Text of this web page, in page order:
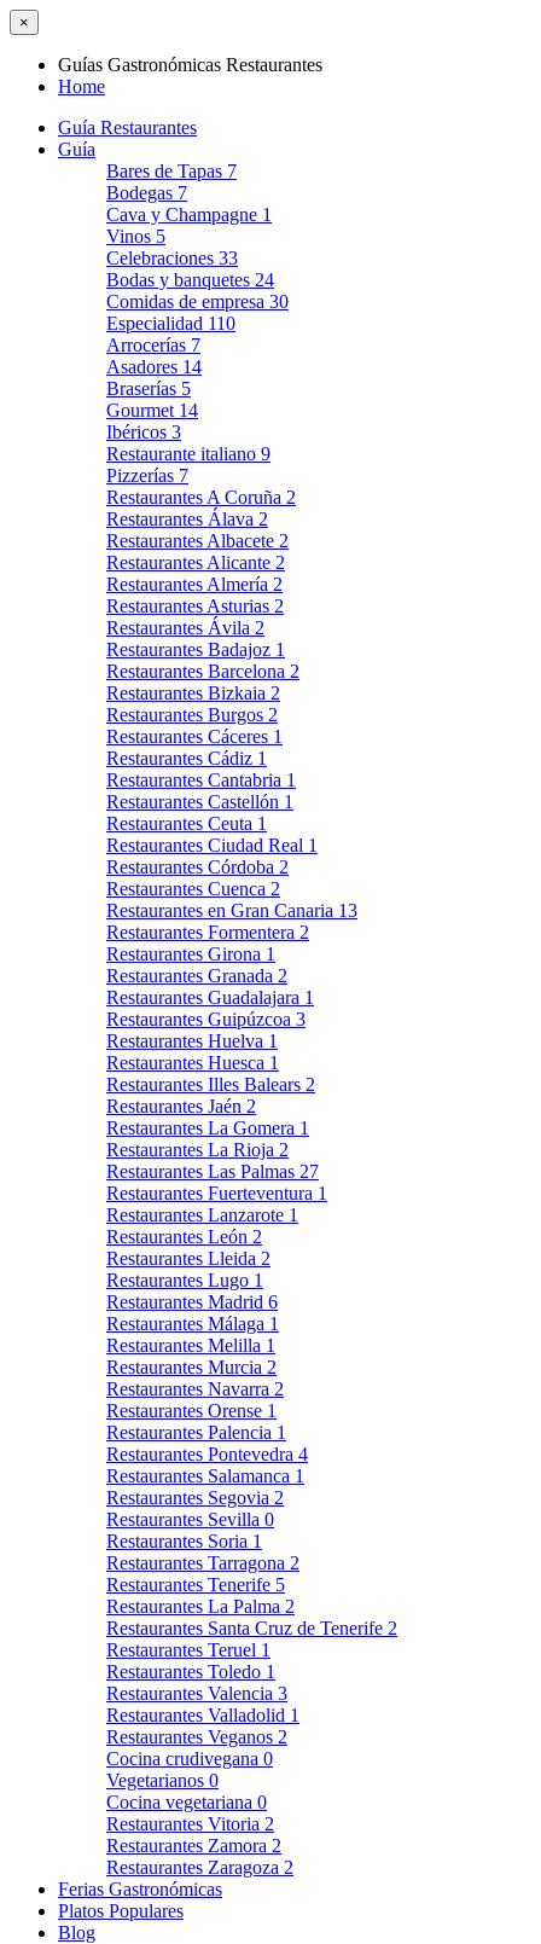
×
Guías Gastronómicas Restaurantes
Home
Guía Restaurantes
Guía
Bares de Tapas 7
Bodegas 7
Cava y Champagne 1
Vinos 5
Celebraciones 33
Bodas y banquetes 24
Comidas de empresa 30
Especialidad 110
Arrocerías 7
Asadores 14
Braserías 5
Gourmet 14
Ibéricos 3
Restaurante italiano 9
Pizzerías 7
Restaurantes A Coruña 2
Restaurantes Álava 2
Restaurantes Albacete 2
Restaurantes Alicante 2
Restaurantes Almería 2
Restaurantes Asturias 2
Restaurantes Ávila 2
Restaurantes Badajoz 1
Restaurantes Barcelona 2
Restaurantes Bizkaia 2
Restaurantes Burgos 2
Restaurantes Cáceres 1
Restaurantes Cádiz 1
Restaurantes Cantabria 1
Restaurantes Castellón 1
Restaurantes Ceuta 1
Restaurantes Ciudad Real 1
Restaurantes Córdoba 2
Restaurantes Cuenca 2
Restaurantes en Gran Canaria 13
Restaurantes Formentera 2
Restaurantes Girona 1
Restaurantes Granada 2
Restaurantes Guadalajara 1
Restaurantes Guipúzcoa 3
Restaurantes Huelva 1
Restaurantes Huesca 1
Restaurantes Illes Balears 2
Restaurantes Jaén 2
Restaurantes La Gomera 1
Restaurantes La Rioja 2
Restaurantes Las Palmas 27
Restaurantes Fuerteventura 1
Restaurantes Lanzarote 1
Restaurantes León 2
Restaurantes Lleida 2
Restaurantes Lugo 1
Restaurantes Madrid 6
Restaurantes Málaga 1
Restaurantes Melilla 1
Restaurantes Murcia 2
Restaurantes Navarra 2
Restaurantes Orense 1
Restaurantes Palencia 1
Restaurantes Pontevedra 4
Restaurantes Salamanca 1
Restaurantes Segovia 2
Restaurantes Sevilla 0
Restaurantes Soria 1
Restaurantes Tarragona 2
Restaurantes Tenerife 5
Restaurantes La Palma 2
Restaurantes Santa Cruz de Tenerife 2
Restaurantes Teruel 1
Restaurantes Toledo 1
Restaurantes Valencia 3
Restaurantes Valladolid 1
Restaurantes Veganos 2
Cocina crudivegana 0
Vegetarianos 0
Cocina vegetariana 0
Restaurantes Vitoria 2
Restaurantes Zamora 2
Restaurantes Zaragoza 2
Ferias Gastronómicas
Platos Populares
Blog